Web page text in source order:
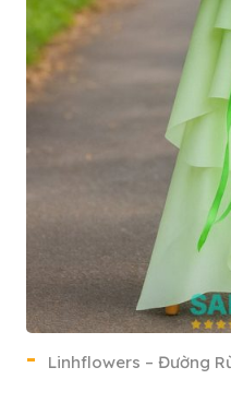
Linhflowers – Đường